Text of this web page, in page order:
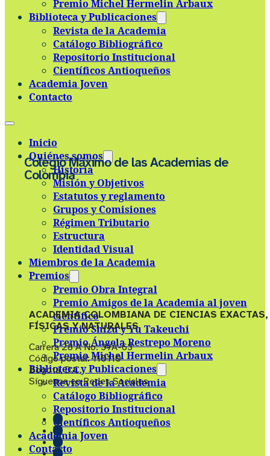
Skip to main contentSkip to footer
Premio Michel Hermelin Arbaux
Biblioteca y Publicaciones
Revista de la Academia
Catálogo Bibliográfico
Repositorio Institucional
Científicos Antioqueños
Academia Joven
Contacto
Inicio
Quiénes somos
Historia
Misión y Objetivos
Estatutos y reglamento
Grupos y Comisiones
Régimen Tributario
Estructura
Identidad Visual
Miembros de la Academia
Premios
Premio Obra Integral
Premio Amigos de la Academia al joven
científico
Premio Shizu y Yu Takeuchi
Premio Ángela Restrepo Moreno
Premio Michel Hermelin Arbaux
Biblioteca y Publicaciones
Revista de la Academia
Catálogo Bibliográfico
Repositorio Institucional
Científicos Antioqueños
Academia Joven
Contacto
Colegio Máximo de las Academias de
Colombia
ACADEMIA COLOMBIANA DE CIENCIAS EXACTAS,
FÍSICAS Y NATURALES
Carrera 28 A No. 39A-63
Código postal: 110110
Bogotá, D.C.
Síguenos en Redes Sociales